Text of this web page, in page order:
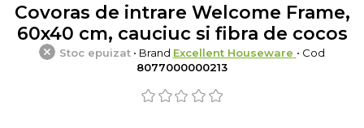
Covoras de intrare Welcome Frame,
60x40 cm, cauciuc si fibra de cocos
Stoc epuizat• Brand Excellent Houseware • Cod
8077000000213